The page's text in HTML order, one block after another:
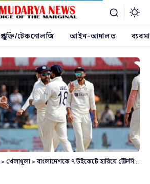
প্রযুক্তি/টেকনোলজি আইন-আদালত ব্যবসা
> খেলাধূলা>বাংলাদেশকে ৭ উইকেটে হারিয়ে টেস্ট সিরিজ জিতল ভারত